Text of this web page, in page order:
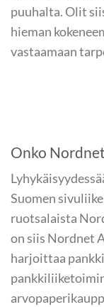
puuhalta. Olit
hieman
vastaamaan
Onko
Suomen
ruotsalaista
on siis Nordnet
harjoittaa